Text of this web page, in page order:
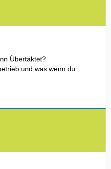
Übertaktet?
und was wenn du